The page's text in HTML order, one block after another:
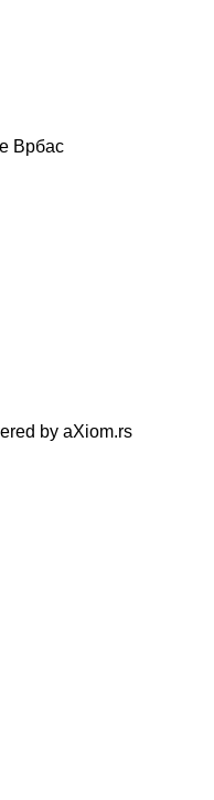
Врбас
by aXiom.rs